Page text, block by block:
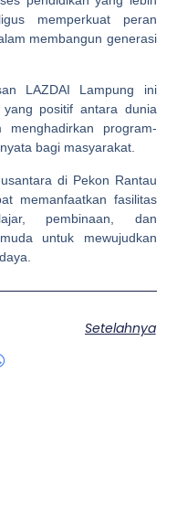
memperkuat peran
membangun generasi
LAZDAI Lampung ini
positif antara dunia
program-
bagi masyarakat.
di Pekon Rantau
memanfaatkan fasilitas
pembinaan, dan
untuk mewujudkan
Setelahnya